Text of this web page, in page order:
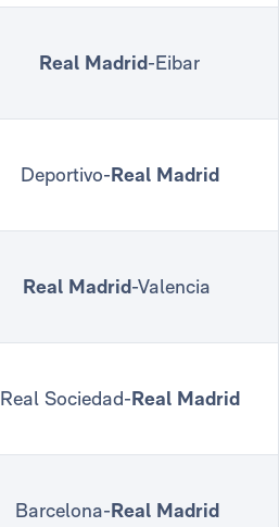
Real Madrid-Eibar
Deportivo-Real Madrid
Real Madrid-Valencia
Real Sociedad-Real Madrid
Barcelona-Real Madrid